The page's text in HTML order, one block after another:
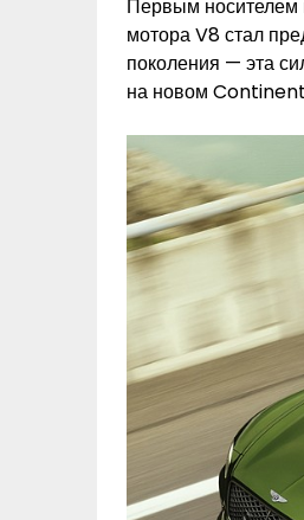
Первым носителем
мотора V8 стал
поколения — эта
на новом